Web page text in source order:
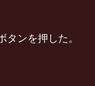
ンを押した。